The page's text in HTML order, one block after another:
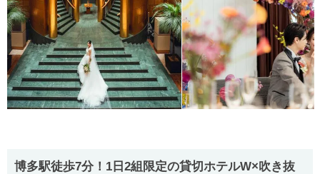
博多駅徒歩7分！1日2組限定の貸切ホテルW×吹き抜